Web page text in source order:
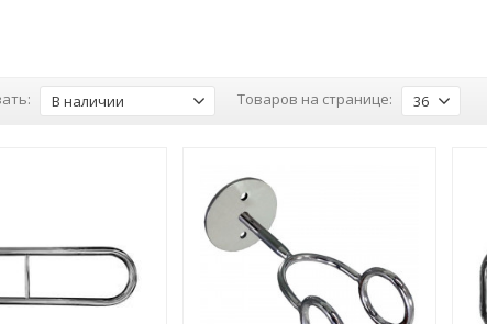
В наличии Товаров на странице: 36